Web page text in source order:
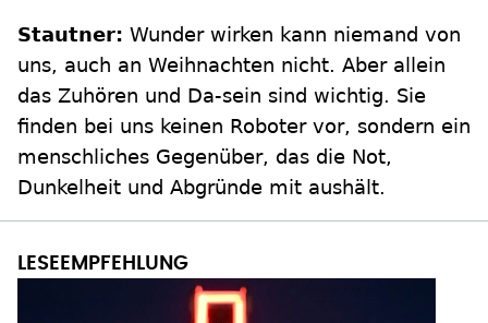
Stautner: Wunder wirken kann niemand von
uns, auch an Weihnachten nicht. Aber allein
das Zuhören und Da-sein sind wichtig. Sie
finden bei uns keinen Roboter vor, sondern ein
menschliches Gegenüber, das die Not,
Dunkelheit und Abgründe mit aushält.